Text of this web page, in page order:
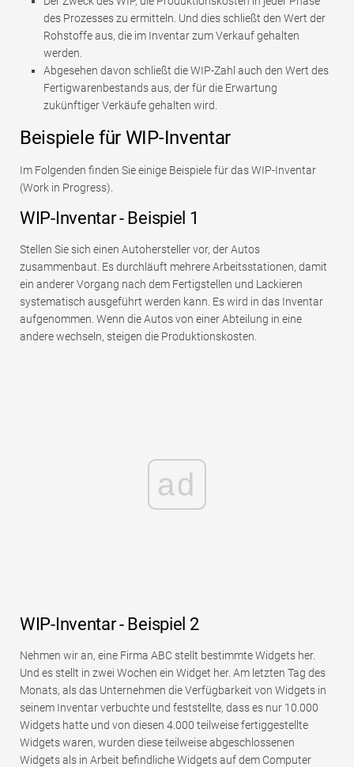
des Prozesses zu ermitteln. Und dies schließt den Wert der
Rohstoffe aus, die im Inventar zum Verkauf gehalten
werden.
Abgesehen davon schließt die WIP-Zahl auch den Wert des
Fertigwarenbestands aus, der für die Erwartung
zukünftiger Verkäufe gehalten wird.
Beispiele für WIP-Inventar
Im Folgenden finden Sie einige Beispiele für das WIP-Inventar
(Work in Progress).
WIP-Inventar - Beispiel 1
Stellen Sie sich einen Autohersteller vor, der Autos
zusammenbaut. Es durchläuft mehrere Arbeitsstationen, damit
ein anderer Vorgang nach dem Fertigstellen und Lackieren
systematisch ausgeführt werden kann. Es wird in das Inventar
aufgenommen. Wenn die Autos von einer Abteilung in eine
andere wechseln, steigen die Produktionskosten.
ad
WIP-Inventar - Beispiel 2
Nehmen wir an, eine Firma ABC stellt bestimmte Widgets her.
Und es stellt in zwei Wochen ein Widget her. Am letzten Tag des
Monats, als das Unternehmen die Verfügbarkeit von Widgets in
seinem Inventar verbuchte und feststellte, dass es nur 10.000
Widgets hatte und von diesen 4.000 teilweise fertiggestellte
Widgets waren, wurden diese teilweise abgeschlossenen
Widgets als in Arbeit befindliche Widgets auf dem Computer